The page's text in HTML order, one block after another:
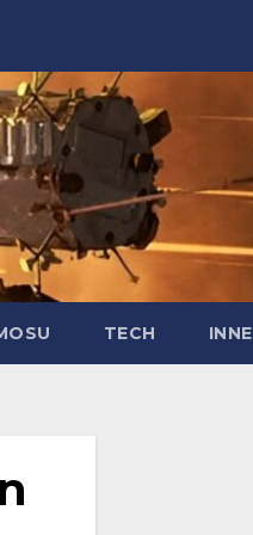
TECH INNE